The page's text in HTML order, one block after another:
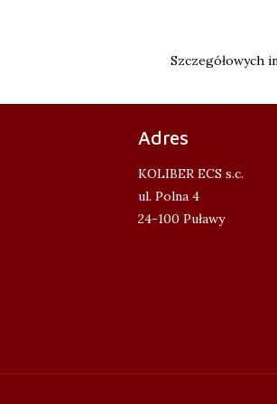
Szczegółowych
Adres
KOLIBER ECS s.c.
ul. Polna 4
24-100 Puławy